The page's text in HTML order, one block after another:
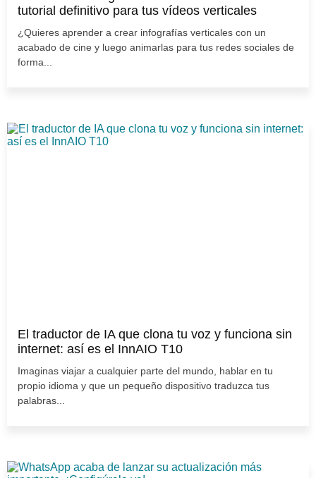
tutorial definitivo para tus vídeos verticales
¿Quieres aprender a crear infografías verticales con un
acabado de cine y luego animarlas para tus redes sociales de
forma...
El traductor de IA que clona tu voz y funciona sin
internet: así es el InnAIO T10
Imaginas viajar a cualquier parte del mundo, hablar en tu
propio idioma y que un pequeño dispositivo traduzca tus
palabras...